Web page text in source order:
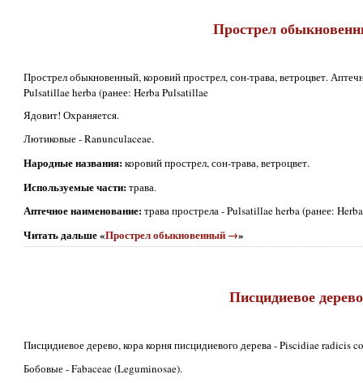
Прострел
Прострел обыкновенный, коровий прострел, сон-трава, ветроцвет.
Pulsatillae herba (ранее: Herba Pulsatillae
Ядовит! Охраняется.
Лютиковые - Ranunculaceae.
Народные названия:коровий прострел, сон-трава, ветроцвет.
Используемые части:трава.
Аптечное наименование:трава прострела - Pulsatillae herba (ранее:
Читать дальше «Прострел обыкновенный →»
Писцидиевое дерево
Писцидиевое дерево, кора корня писцидиевого дерева - Piscidiae radicis
Бобовые - Fabaceae (Leguminosae).